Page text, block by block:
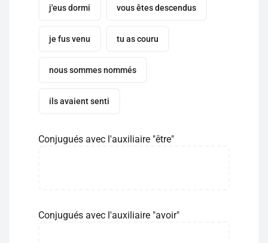
j'eus dormi vous êtes descendus
je fus venu tu as couru
nous sommes nommés
ils avaient senti
Conjugués avec l'auxiliaire "être"
Conjugués avec l'auxiliaire "avoir"